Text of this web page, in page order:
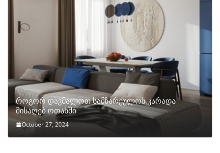
როგორ დავმალოთ სამზარეულოს კარადა
მისაღებ ოთახში
October 27, 2024